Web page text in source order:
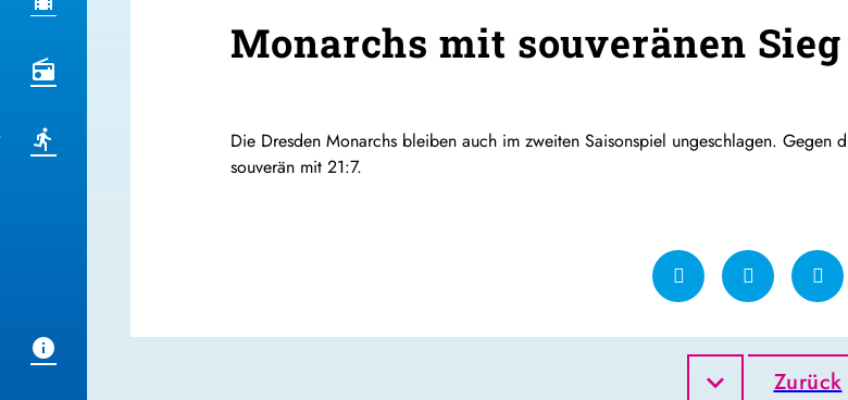
Monarchs mit souveränen
Die Dresden Monarchs bleiben auch im zweiten Saisonspiel ungeschlagen. Gegen
souverän mit 21:7.
Zurück